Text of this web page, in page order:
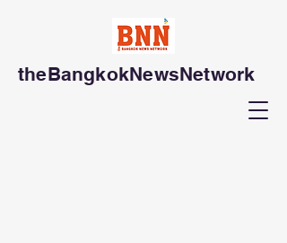
theBangkokNewsNetwork